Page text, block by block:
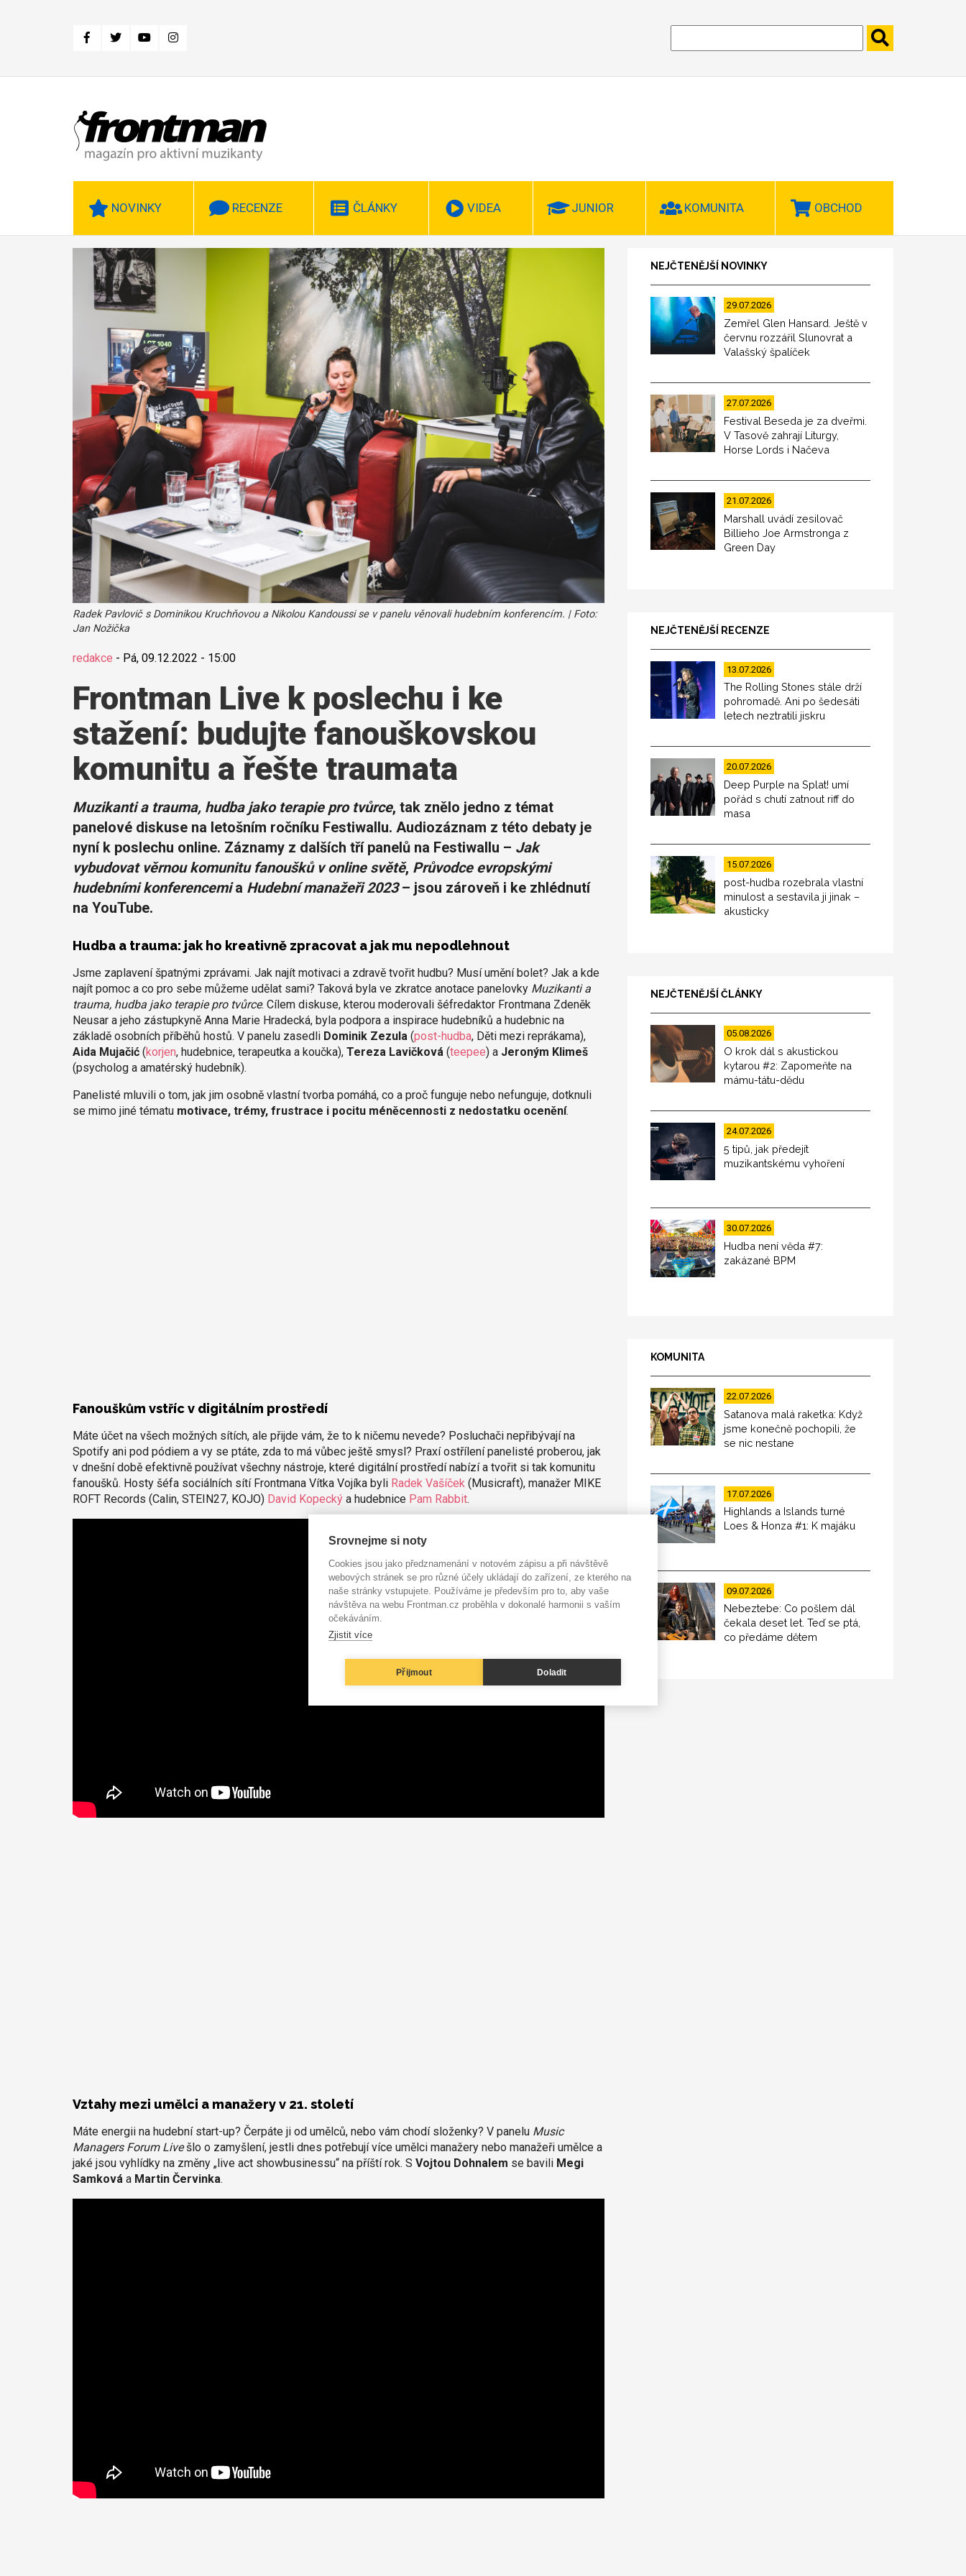
NOVINKY RECENZE ČLÁNKY VIDEA JUNIOR KOMUNITA OBCHOD
Radek Pavlovič s Dominikou Kruchňovou a Nikolou Kandoussi se v panelu věnovali hudebním konferencím. | Foto:
Jan Nožička
redakce - Pá, 09.12.2022 - 15:00
Frontman Live k poslechu i ke
stažení: budujte fanouškovskou
komunitu a řešte traumata
Muzikanti a trauma, hudba jako terapie pro tvůrce, tak znělo jedno z témat
panelové diskuse na letošním ročníku Festiwallu. Audiozáznam z této debaty je
nyní k poslechu online. Záznamy z dalších tří panelů na Festiwallu – Jak
vybudovat věrnou komunitu fanoušků v online světě, Průvodce evropskými
hudebními konferencemia Hudební manažeři 2023– jsou zároveň i ke zhlédnutí
na YouTube.
Hudba a trauma: jak ho kreativně zpracovat a jak mu nepodlehnout
Jsme zaplavení špatnými zprávami. Jak najít motivaci a zdravě tvořit hudbu? Musí umění bolet? Jak a kde
najít pomoc a co pro sebe můžeme udělat sami? Taková byla ve zkratce anotace panelovky Muzikanti a
trauma, hudba jako terapie pro tvůrce. Cílem diskuse, kterou moderovali šéfredaktor Frontmana Zdeněk
Neusar a jeho zástupkyně Anna Marie Hradecká, byla podpora a inspirace hudebníků a hudebnic na
základě osobních příběhů hostů. V panelu zasedli Dominik Zezula (post-hudba, Děti mezi reprákama),
Aida Mujačić(korjen, hudebnice, terapeutka a koučka), Tereza Lavičková (teepee) a Jeroným Klimeš
(psycholog a amatérský hudebník).
Panelisté mluvili o tom, jak jim osobně vlastní tvorba pomáhá, co a proč funguje nebo nefunguje, dotknuli
se mimo jiné tématu motivace, trémy, frustrace i pocitu méněcennosti z nedostatku ocenění.
Fanouškům vstříc v digitálním prostředí
Máte účet na všech možných sítích, ale přijde vám, že to k ničemu nevede? Posluchači nepřibývají na
Spotify ani pod pódiem a vy se ptáte, zda to má vůbec ještě smysl? Praxí ostřílení panelisté proberou, jak
v dnešní době efektivně používat všechny nástroje, které digitální prostředí nabízí a tvořit si tak komunitu
fanoušků. Hosty šéfa sociálních sítí Frontmana Vítka Vojíka byli Radek Vašíček (Musicraft), manažer MIKE
ROFT Records (Calin, STEIN27, KOJO) David Kopeckýa hudebnice Pam Rabbit.
Vztahy mezi umělci a manažery v 21. století
Máte energii na hudební start-up? Čerpáte ji od umělců, nebo vám chodí složenky? V panelu Music
Managers Forum Livešlo o zamyšlení, jestli dnes potřebují více umělci manažery nebo manažeři umělce a
jaké jsou vyhlídky na změny „live act showbusinessu“ na příští rok. S Vojtou Dohnalem se bavili Megi
Samkováa Martin Červinka.
NEJČTENĚJŠÍ NOVINKY
29.07.2026
Zemřel Glen Hansard. Ještě v
červnu rozzářil Slunovrat a
Valašský špalíček
27.07.2026
Festival Beseda je za dveřmi.
V Tasově zahrají Liturgy,
Horse Lords i Načeva
21.07.2026
Marshall uvádí zesilovač
Billieho Joe Armstronga z
Green Day
NEJČTENĚJŠÍ RECENZE
13.07.2026
The Rolling Stones stále drží
pohromadě. Ani po šedesáti
letech neztratili jiskru
20.07.2026
Deep Purple na Splat! umí
pořád s chutí zatnout riff do
masa
15.07.2026
post-hudba rozebrala vlastní
minulost a sestavila ji jinak –
akusticky
NEJČTENĚJŠÍ ČLÁNKY
05.08.2026
O krok dál s akustickou
kytarou #2: Zapomeňte na
mámu-tátu-dědu
24.07.2026
5 tipů, jak předejít
muzikantskému vyhoření
30.07.2026
Hudba není věda #7:
zakázané BPM
KOMUNITA
22.07.2026
Satanova malá raketka: Když
jsme konečně pochopili, že
se nic nestane
17.07.2026
Highlands a Islands turné
Loes & Honza #1: K majáku
09.07.2026
Nebeztebe: Co pošlem dál
čekala deset let. Teď se ptá,
co předáme dětem
Srovnejme si noty
Cookies jsou jako předznamenání v notovém zápisu a při návštěvě
webových stránek se pro různé účely ukládají do zařízení, ze kterého na
naše stránky vstupujete. Používáme je především pro to, aby vaše
návštěva na webu Frontman.cz proběhla v dokonalé harmonii s vaším
očekáváním.
Zjistit více
Přijmout Doladit